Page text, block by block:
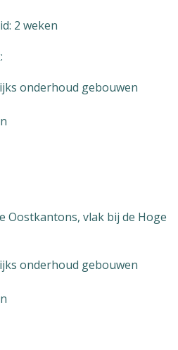
2 weken
onderhoud gebouwen
Oostkantons, vlak bij de Hoge
onderhoud gebouwen